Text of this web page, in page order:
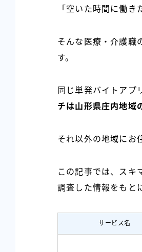
「空いた時間に働
そんな医療・介護職
す。
同じ単発バイトアプ
チは山形県庄内地域
それ以外の地域にお
この記事では、スキ
調査した情報をもと
サービス名